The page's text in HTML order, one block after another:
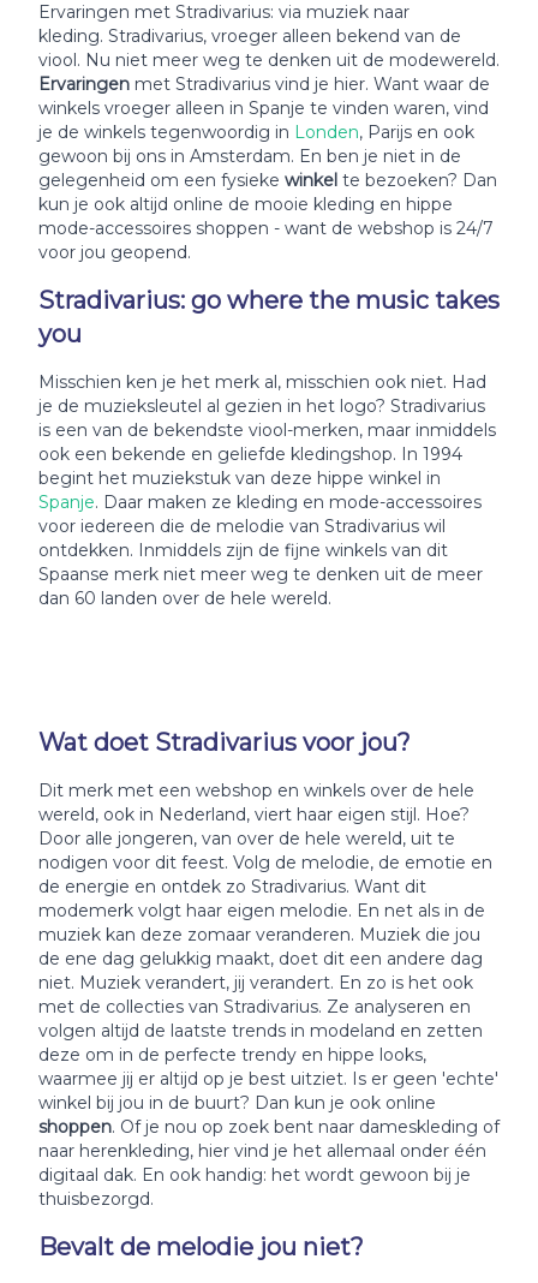
Ervaringen met Stradivarius: via muziek naar
kleding. Stradivarius, vroeger alleen bekend van de
viool. Nu niet meer weg te denken uit de modewereld.
Ervaringen met Stradivarius vind je hier. Want waar de
winkels vroeger alleen in Spanje te vinden waren, vind
je de winkels tegenwoordig in Londen, Parijs en ook
gewoon bij ons in Amsterdam. En ben je niet in de
gelegenheid om een fysieke winkel te bezoeken? Dan
kun je ook altijd online de mooie kleding en hippe
mode-accessoires shoppen - want de webshop is 24/7
voor jou geopend.
Stradivarius: go where the music takes
you
Misschien ken je het merk al, misschien ook niet. Had
je de muzieksleutel al gezien in het logo? Stradivarius
is een van de bekendste viool-merken, maar inmiddels
ook een bekende en geliefde kledingshop. In 1994
begint het muziekstuk van deze hippe winkel in
Spanje. Daar maken ze kleding en mode-accessoires
voor iedereen die de melodie van Stradivarius wil
ontdekken. Inmiddels zijn de fijne winkels van dit
Spaanse merk niet meer weg te denken uit de meer
dan 60 landen over de hele wereld.
Wat doet Stradivarius voor jou?
Dit merk met een webshop en winkels over de hele
wereld, ook in Nederland, viert haar eigen stijl. Hoe?
Door alle jongeren, van over de hele wereld, uit te
nodigen voor dit feest. Volg de melodie, de emotie en
de energie en ontdek zo Stradivarius. Want dit
modemerk volgt haar eigen melodie. En net als in de
muziek kan deze zomaar veranderen. Muziek die jou
de ene dag gelukkig maakt, doet dit een andere dag
niet. Muziek verandert, jij verandert. En zo is het ook
met de collecties van Stradivarius. Ze analyseren en
volgen altijd de laatste trends in modeland en zetten
deze om in de perfecte trendy en hippe looks,
waarmee jij er altijd op je best uitziet. Is er geen 'echte'
winkel bij jou in de buurt? Dan kun je ook online
shoppen. Of je nou op zoek bent naar dameskleding of
naar herenkleding, hier vind je het allemaal onder één
digitaal dak. En ook handig: het wordt gewoon bij je
thuisbezorgd.
Bevalt de melodie jou niet?